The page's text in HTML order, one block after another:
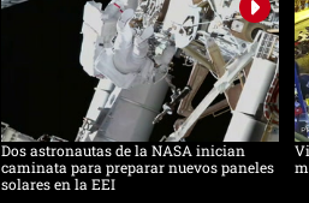
Dos astronautas de la NASA inician
caminata para preparar nuevos paneles
solares en la EEI